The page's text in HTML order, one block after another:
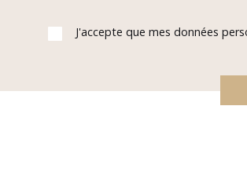
J'accepte que mes données